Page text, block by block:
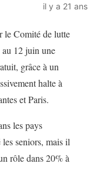
il y a 21 ans
le Comité de lutte
12 juin une
grâce à un
halte à
et Paris.
les pays
seniors, mais il
rôle dans 20% à